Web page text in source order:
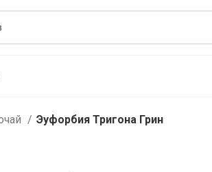
Эуфорбия Тригона Грин